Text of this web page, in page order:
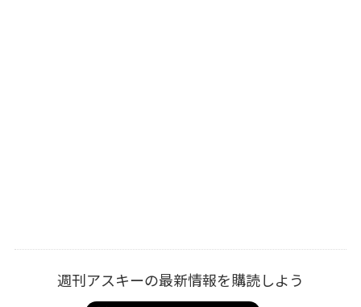
週刊アスキーの最新情報を購読しよう